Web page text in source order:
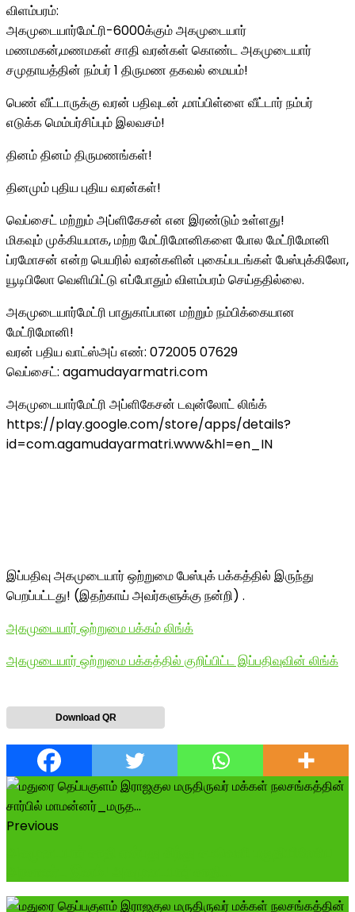
விளம்பரம்:
அகமுடையார்மேட்ரி-6000க்கும் அகமுடையார்
மணமகன்,மணமகள் சாதி வரன்கள் கொண்ட அகமுடையார்
சமுதாயத்தின் நம்பர் 1 திருமண தகவல் மையம்!
பெண் வீட்டாருக்கு வரன் பதிவுடன் ,மாப்பிள்ளை வீட்டார் நம்பர்
எடுக்க மெம்பர்சிப்பும் இலவசம்!
தினம் தினம் திருமணங்கள்!
தினமும் புதிய புதிய வரன்கள்!
வெப்சைட் மற்றும் அப்ளிகேசன் என இரண்டும் உள்ளது!
மிகவும் முக்கியமாக, மற்ற மேட்ரிமோனிகளை போல மேட்ரிமோனி
ப்ரமோசன் என்ற பெயரில் வரன்களின் புகைப்படங்கள் பேஸ்புக்கிலோ,
யூடிபிலோ வெளியிட்டு எப்போதும் விளம்பரம் செய்ததில்லை.
அகமுடையார்மேட்ரி பாதுகாப்பான மற்றும் நம்பிக்கையான
மேட்ரிமோனி!
வரன் பதிய வாட்ஸ்அப் எண்: 072005 07629
வெப்சைட்: agamudayarmatri.com
அகமுடையார்மேட்ரி அப்ளிகேசன் டவுன்லோட் லிங்க்
https://play.google.com/store/apps/details?
id=com.agamudayarmatri.www&hl=en_IN
இப்பதிவு அகமுடையார் ஒற்றுமை பேஸ்புக் பக்கத்தில் இருந்து
பெறப்பட்டது! (இதற்காய் அவர்களுக்கு நன்றி) .
அகமுடையார் ஒற்றுமை பக்கம் லிங்க்
அகமுடையார் ஒற்றுமை பக்கத்தில் குறிப்பிட்ட இப்பதிவுவின் லிங்க்
Download QR
Previous